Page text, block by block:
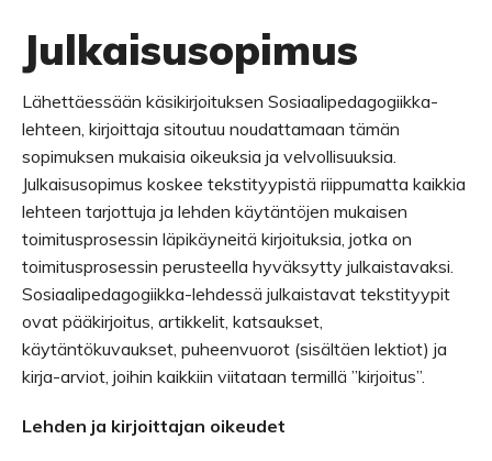
Julkaisusopimus
Lähettäessään käsikirjoituksen Sosiaalipedagogiikka-
lehteen, kirjoittaja sitoutuu noudattamaan tämän
sopimuksen mukaisia oikeuksia ja velvollisuuksia.
Julkaisusopimus koskee tekstityypistä riippumatta kaikkia
lehteen tarjottuja ja lehden käytäntöjen mukaisen
toimitusprosessin läpikäyneitä kirjoituksia, jotka on
toimitusprosessin perusteella hyväksytty julkaistavaksi.
Sosiaalipedagogiikka-lehdessä julkaistavat tekstityypit
ovat pääkirjoitus, artikkelit, katsaukset,
käytäntökuvaukset, puheenvuorot (sisältäen lektiot) ja
kirja-arviot, joihin kaikkiin viitataan termillä ”kirjoitus”.
Lehden ja kirjoittajan oikeudet